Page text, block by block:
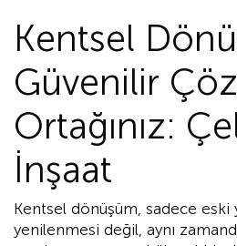
Kentsel
Güvenilir
Ortağınız:
İnşaat
Kentsel dönüşüm, sadece eski
yenilenmesi değil, aynı